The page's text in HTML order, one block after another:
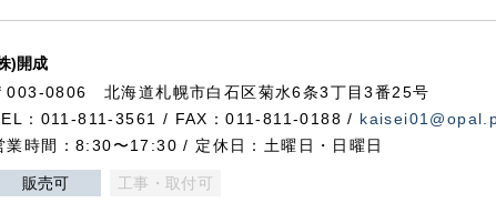
)開成
003-0806 北海道札幌市白石区菊水6条3丁目3番25号
：011-811-3561 / FAX：011-811-0188 /
業時間：8:30〜17:30 / 定休日：土曜日・日曜日
販売可 工事・取付可